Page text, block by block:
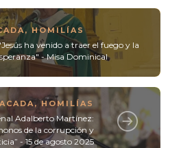
,HOMILÍAS
ha venido a traer el fuego y la
- Misa Dominical
,HOMILÍAS
Adalberto Martínez:
de la corrupción y
- 15 de agosto 2025